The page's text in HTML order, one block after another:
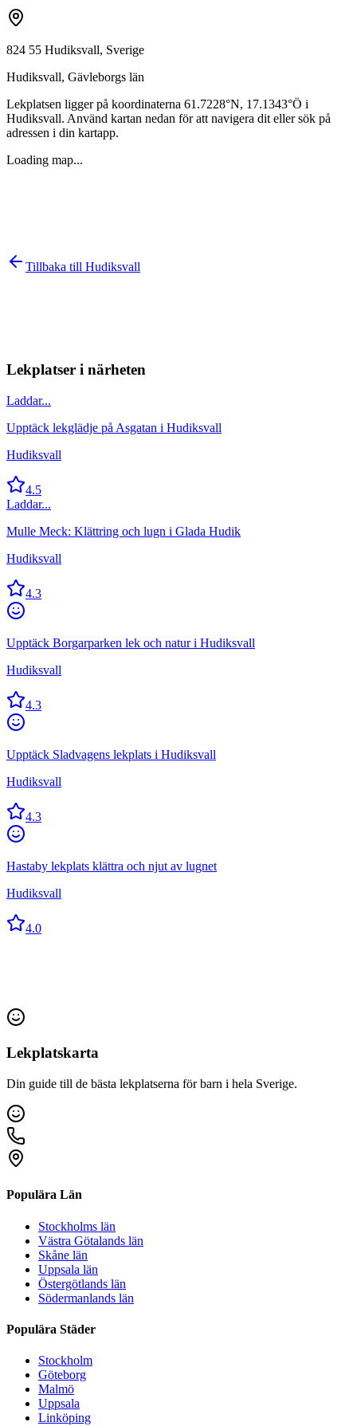
824 55 Hudiksvall, Sverige
Hudiksvall, Gävleborgs län
Lekplatsen ligger på koordinaterna 61.7228°N, 17.1343°Ö i
Hudiksvall. Använd kartan nedan för att navigera dit eller sök på
adressen i din kartapp.
Loading map...
Tillbaka till Hudiksvall
Lekplatser i närheten
Laddar...
Upptäck lekglädje på Asgatan i Hudiksvall
Hudiksvall
4.5
Laddar...
Mulle Meck: Klättring och lugn i Glada Hudik
Hudiksvall
4.3
Upptäck Borgarparken lek och natur i Hudiksvall
Hudiksvall
4.3
Upptäck Sladvagens lekplats i Hudiksvall
Hudiksvall
4.3
Hastaby lekplats klättra och njut av lugnet
Hudiksvall
4.0
Lekplatskarta
Din guide till de bästa lekplatserna för barn i hela Sverige.
Populära Län
Stockholms län
Västra Götalands län
Skåne län
Uppsala län
Östergötlands län
Södermanlands län
Populära Städer
Stockholm
Göteborg
Malmö
Uppsala
Linköping